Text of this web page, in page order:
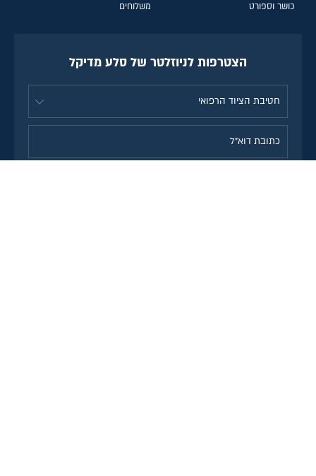
כושר וספורט משלוחים
הצטרפות לניוזלטר של סלע מדיקל